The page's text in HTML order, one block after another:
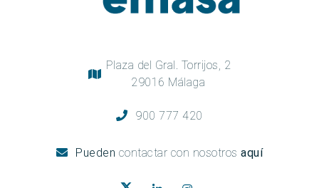
Plaza del Gral. Torrijos, 2
29016 Málaga
900 777 420
Pueden contactar con nosotros aquí